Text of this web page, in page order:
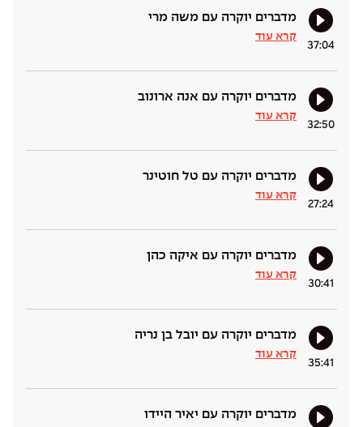
37:04
מדברים יוקרה עם משה מרי
קרא עוד
32:50
מדברים יוקרה עם אנה ארונוב
קרא עוד
27:24
מדברים יוקרה עם טל חוטינר
קרא עוד
30:41
מדברים יוקרה עם איקה כהן
קרא עוד
35:41
מדברים יוקרה עם יובל בן נריה
קרא עוד
מדברים יוקרה עם יאיר היידו